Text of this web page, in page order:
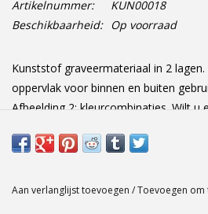
Artikelnummer:
KUN00018
Beschikbaarheid: Op voorraad
Kunststof graveermateriaal in 2
oppervlak voor binnen en buiten
Afbeelding 2: kleurcombinaties. Wilt u
mm x 100 mmx 1.6 mm
Aan verlanglijst toevoegen /Toevoegen om